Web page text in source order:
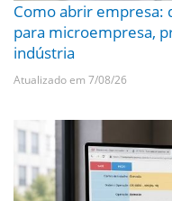
Como abrir empresa:
para microempresa,
indústria
Atualizado em 7/08/26